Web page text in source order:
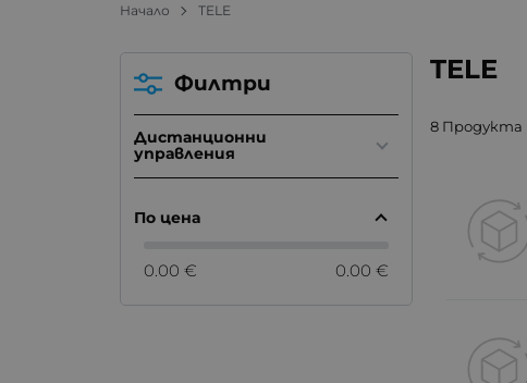
Начало TELE
TELE
8 Продукта
Филтри
Дистанционни
управления
По цена
0.00 € 0.00 €